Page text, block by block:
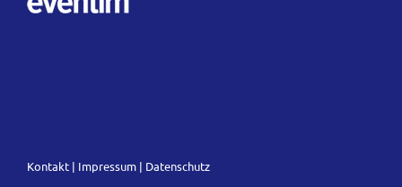
Kontakt | Impressum | Datenschutz